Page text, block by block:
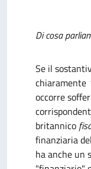
Di cosa
Se il
chiaramente
occorre
britannico
finanziaria
ha anche un